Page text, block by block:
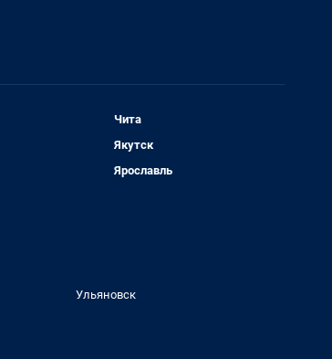
Чита
Якутск
Ярославль
Ульяновск